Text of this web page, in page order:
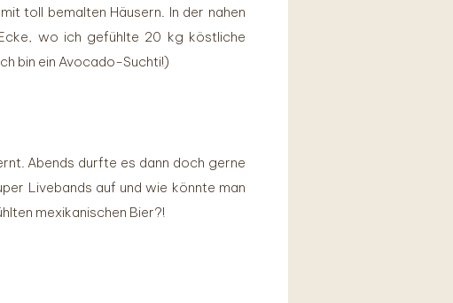
toll bemalten Häusern. In der nahen
wo ich gefühlte 20 kg köstliche
bin ein Avocado-Suchti!)
Abends durfte es dann doch gerne
Livebands auf und wie könnte man
mexikanischen Bier?!